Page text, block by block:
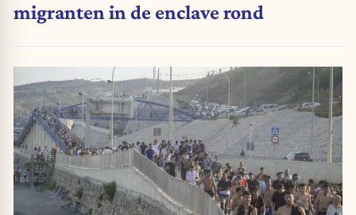
migranten in de enclave rond